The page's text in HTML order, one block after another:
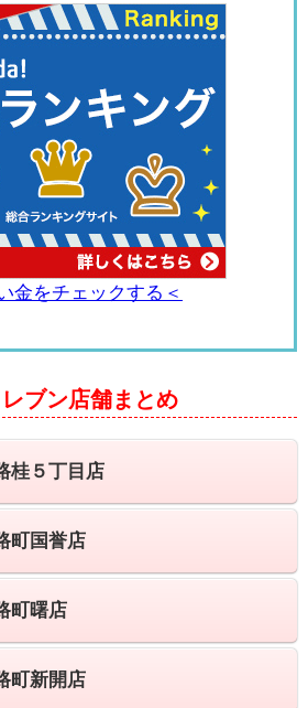
金をチェックする＜
ブン店舗まとめ
桂５丁目店
町国誉店
町曙店
町新開店